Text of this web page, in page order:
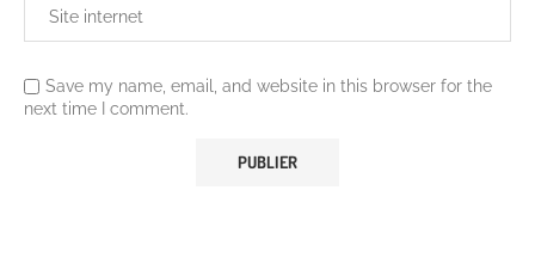
Save my name, email, and website in this browser for the
next time I comment.